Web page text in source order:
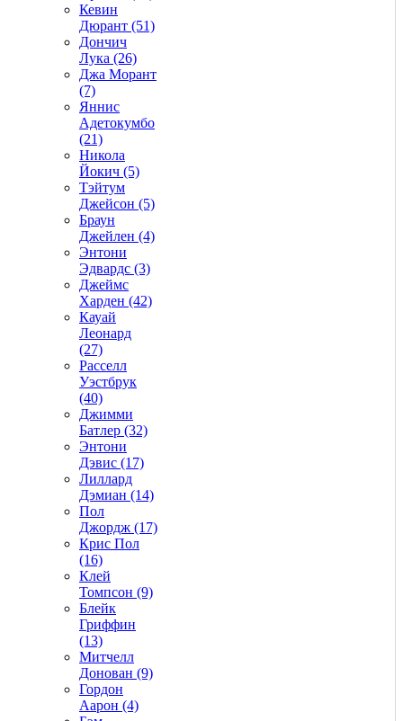
Кевин
Дюрант (51)
Дончич
Лука (26)
Джа Морант
(7)
Яннис
Адетокумбо
(21)
Никола
Йокич (5)
Тэйтум
Джейсон (5)
Браун
Джейлен (4)
Энтони
Эдвардс (3)
Джеймс
Харден (42)
Кауай
Леонард
(27)
Расселл
Уэстбрук
(40)
Джимми
Батлер (32)
Энтони
Дэвис (17)
Лиллард
Дэмиан (14)
Пол
Джордж (17)
Крис Пол
(16)
Клей
Томпсон (9)
Блейк
Гриффин
(13)
Митчелл
Донован (9)
Гордон
Аарон (4)